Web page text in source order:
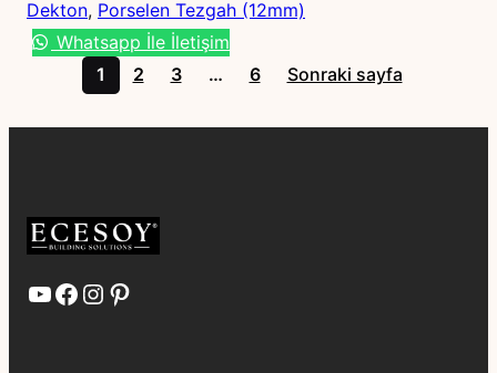
Dekton, Porselen Tezgah (12mm)
Whatsapp İle İletişim
1
2 3 … 6 Sonraki sayfa
YouTube Facebook Instagram Pinterest